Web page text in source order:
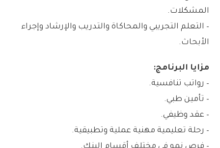
المشكلات.
– التعلم التجريبي والمحاكاة والتدريب والإرشاد وإجراء
الأبحاث.
مزايا البرنامج:
– رواتب تنافسية.
– تأمين طبي.
– عقد وظيفي.
– رحلة تعليمية مهنية عملية وتطبيقية.